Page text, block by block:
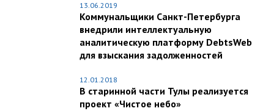
13.06.2019
Коммунальщики Санкт-Петербурга
внедрили интеллектуальную
аналитическую платформу DebtsWeb
для взыскания задолженностей
12.01.2018
В старинной части Тулы реализуется
проект «Чистое небо»